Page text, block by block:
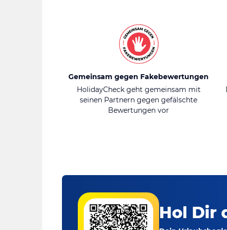
Gemeinsam gegen Fakebewertungen
HolidayCheck geht gemeinsam mit
seinen Partnern gegen gefälschte
Bewertungen vor
Hol Dir